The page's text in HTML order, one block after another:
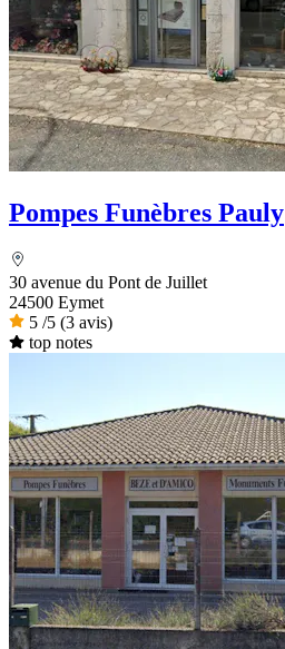
Pompes Funèbres Pauly
30 avenue du Pont de Juillet
24500 Eymet
5 /5 (3 avis)
top notes